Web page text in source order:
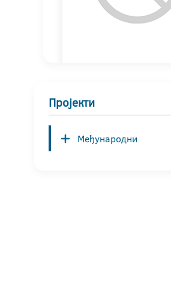
Пројекти
Међународни